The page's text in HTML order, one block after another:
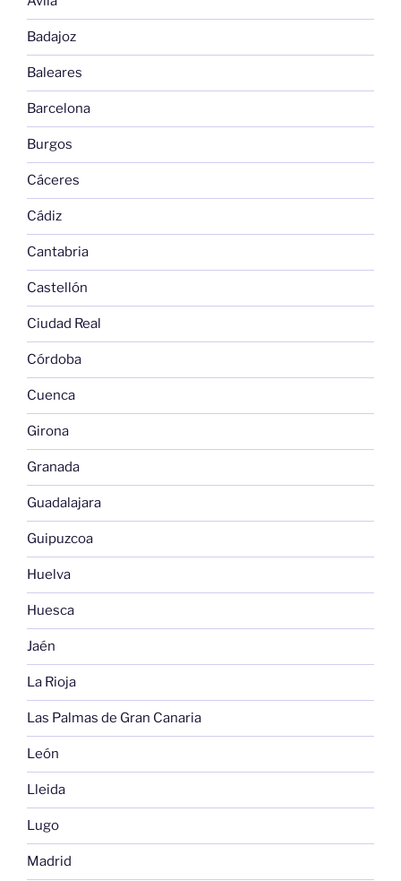
Badajoz
Baleares
Barcelona
Burgos
Cáceres
Cádiz
Cantabria
Castellón
Ciudad Real
Córdoba
Cuenca
Girona
Granada
Guadalajara
Guipuzcoa
Huelva
Huesca
Jaén
La Rioja
Las Palmas de Gran Canaria
León
Lleida
Lugo
Madrid